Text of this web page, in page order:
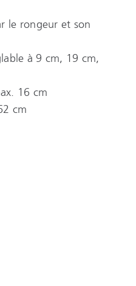
le rongeur et son
à 9 cm, 19 cm,
16 cm
cm